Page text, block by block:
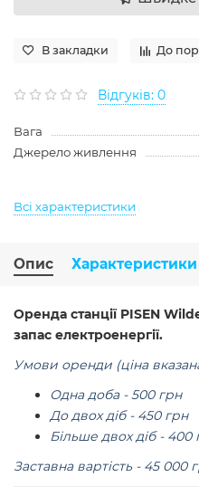
В закладки До
Відгуків: 0
Вага
Джерело живлення
Всі характеристики
Опис Характеристики
Оренда станції PISEN
запас електроенергії.
Умови оренди (ціна
Одна доба - 500 грн
До двох діб - 450 грн
Більше двох діб - 400
Заставна вартість - 45 000